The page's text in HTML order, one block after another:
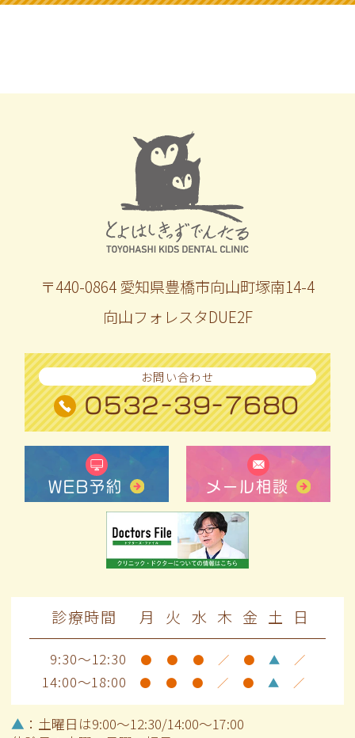
〒440-0864 愛知県豊橋市向山町塚南14-4
向山フォレスタDUE2F
お問い合わせ
0532-39-7680
WEB予約 メール相談
診療時間 月 火 水 木 金 土 日
9:30～12:30 ● ● ● ／ ● ▲ ／
14:00～18:00 ● ● ● ／ ● ▲ ／
▲ ：土曜日は9:00～12:30/14:00～17:00